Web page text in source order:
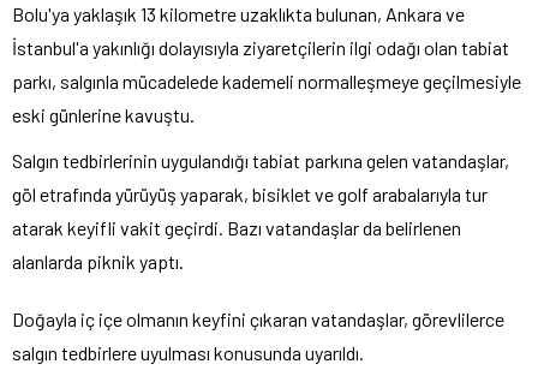
Bolu'ya yaklaşık 13 kilometre uzaklıkta bulunan, Ankara ve
İstanbul'a yakınlığı dolayısıyla ziyaretçilerin ilgi odağı olan tabiat
parkı, salgınla mücadelede kademeli normalleşmeye geçilmesiyle
eski günlerine kavuştu.
Salgın tedbirlerinin uygulandığı tabiat parkına gelen vatandaşlar,
göl etrafında yürüyüş yaparak, bisiklet ve golf arabalarıyla tur
atarak keyifli vakit geçirdi. Bazı vatandaşlar da belirlenen
alanlarda piknik yaptı.
Doğayla iç içe olmanın keyfini çıkaran vatandaşlar, görevlilerce
salgın tedbirlere uyulması konusunda uyarıldı.